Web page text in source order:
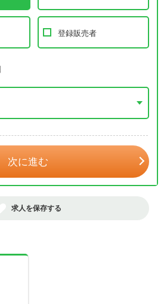
登録販売者
次に進む
求人を保存する